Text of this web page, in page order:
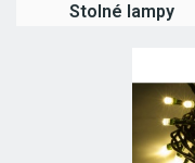
Stolné lampy